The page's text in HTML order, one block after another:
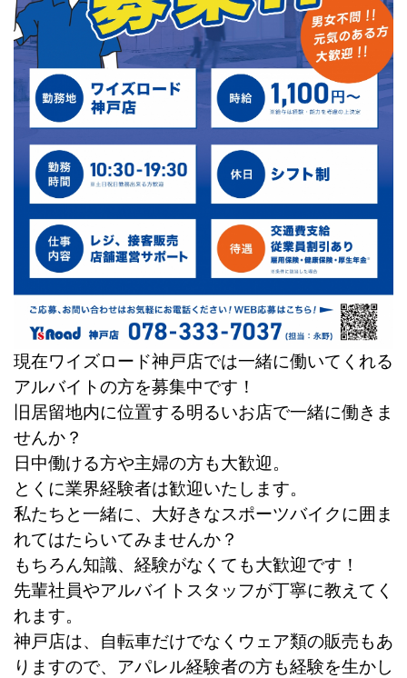
現在ワイズロード神戸店では一緒に働いてくれる
アルバイトの方を募集中です！
旧居留地内に位置する明るいお店で一緒に働きま
せんか？
日中働ける方や主婦の方も大歓迎。
とくに業界経験者は歓迎いたします。
私たちと一緒に、大好きなスポーツバイクに囲ま
れてはたらいてみませんか？
もちろん知識、経験がなくても大歓迎です！
先輩社員やアルバイトスタッフが丁寧に教えてく
れます。
神戸店は、自転車だけでなくウェア類の販売もあ
りますので、アパレル経験者の方も経験を生かし